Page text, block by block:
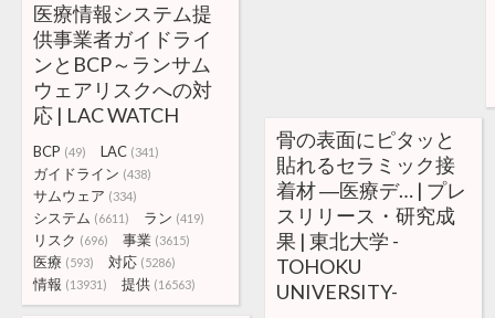
医療情報システム提
供事業者ガイドライ
ンとBCP～ランサム
ウェアリスクへの対
応 | LAC WATCH
BCP (49) LAC (341)
ガイドライン (438)
サムウェア (334)
システム (6611) ラン (419)
リスク (696) 事業 (3615)
医療 (593) 対応 (5286)
情報 (13931) 提供 (16563)
骨の表面にピタッと
貼れるセラミック接
着材 ―医療デ… | プレ
スリリース・研究成
果 | 東北大学 -
TOHOKU
UNIVERSITY-